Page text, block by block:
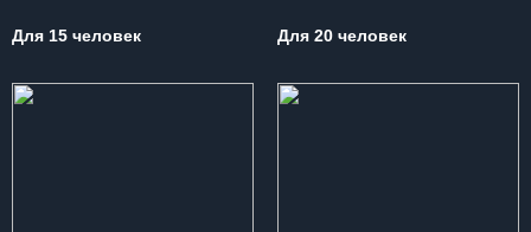
Для 15 человек Для 20 человек